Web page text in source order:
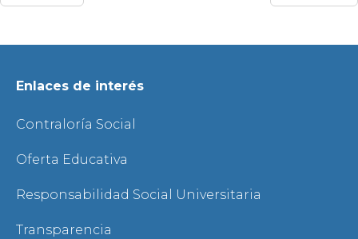
Enlaces de interés
Contraloría Social
Oferta Educativa
Responsabilidad Social Universitaria
Transparencia